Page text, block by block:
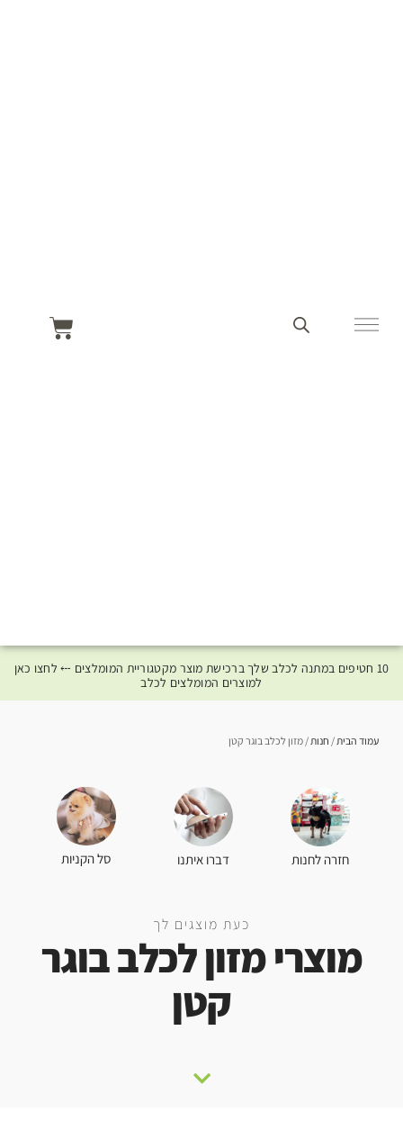
10 חטיפים במתנה לכלב שלך ברכישת מוצר מקטגוריית המומלצים ⤎ לחצו כאן
למוצרים המומלצים לכלב
עמוד הבית / חנות / מזון לכלב בוגר קטן
חזרה לחנות דברו איתנו סל הקניות
כעת מוצגים לך
מוצרי מזון לכלב בוגר
קטן